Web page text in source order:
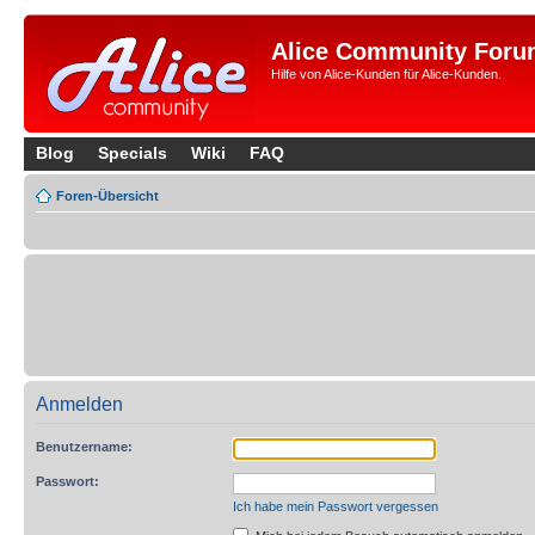
Alice Community
Hilfe von Alice-Kunden für Alice-Kunden.
Blog Specials Wiki FAQ
Foren-Übersicht
Anmelden
Benutzername:
Passwort:
Ich habe mein Passwort vergessen